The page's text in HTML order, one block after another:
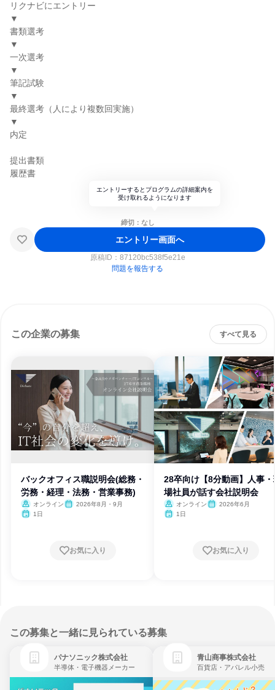
リクナビにエントリー
▼
書類選考
▼
一次選考
▼
筆記試験
▼
最終選考（人により複数回実施）
▼
内定
提出書類
履歴書
エントリーするとプログラムの詳細案内を
受け取れるようになります
締切：なし
エントリー画面へ
原稿ID： 87120bc538f5e21e
問題を報告する
この企業の募集 すべて見る
バックオフィス職説明会(総務・
労務・経理・法務・営業事務)
オンライン
2026年8月・9月
1日
お気に入り
28卒向け【8分動画】人事・
場社員が話す会社説明会
オンライン
2026年6月
1日
お気に入り
この募集と一緒に見られている募集
パナソニック株式会社
半導体・電子機器メーカー
青山商事株式会社
百貨店・アパレル小売